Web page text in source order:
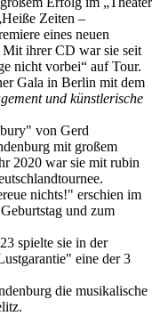
Zeiten –
eines neuen
ihrer CD war sie seit
nicht vorbei“ auf Tour.
Gala in Berlin mit dem
und künstlerische
von Gerd
mit großem
2020 war sie mit rubin
nichts!" erschien im
und zum
spielte sie in der
eine der 3
die musikalische